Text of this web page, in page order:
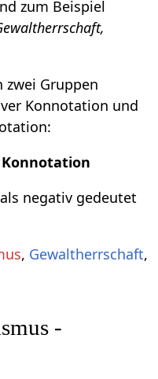
zum Beispiel
zwei Gruppen
Konnotation und
negativ gedeutet
, Gewaltherrschaft,
-